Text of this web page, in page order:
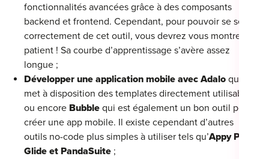
fonctionnalités avancées grâce à des composants
backend et frontend. Cependant, pour pouvoir se servir
correctement de cet outil, vous devrez vous montrer
patient ! Sa courbe d’apprentissage s’avère assez
longue ;
Développer une application mobile avec Adalo qui
met à disposition des templates directement utilisables,
ou encore Bubble qui est également un bon outil pour
créer une app mobile. Il existe cependant d’autres
outils no-code plus simples à utiliser tels qu’Appy Pie,
Glide et PandaSuite ;